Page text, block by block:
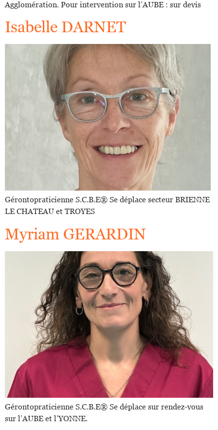
Agglomération. Pour intervention sur l’AUBE : sur devis
Isabelle DARNET
Gérontopraticienne S.C.B.E®️ Se déplace secteur BRIENNE
LE CHATEAU et TROYES
Myriam GERARDIN
Gérontopraticienne S.C.B.E®️ Se déplace sur rendez-vous
sur l’AUBE et l’YONNE.